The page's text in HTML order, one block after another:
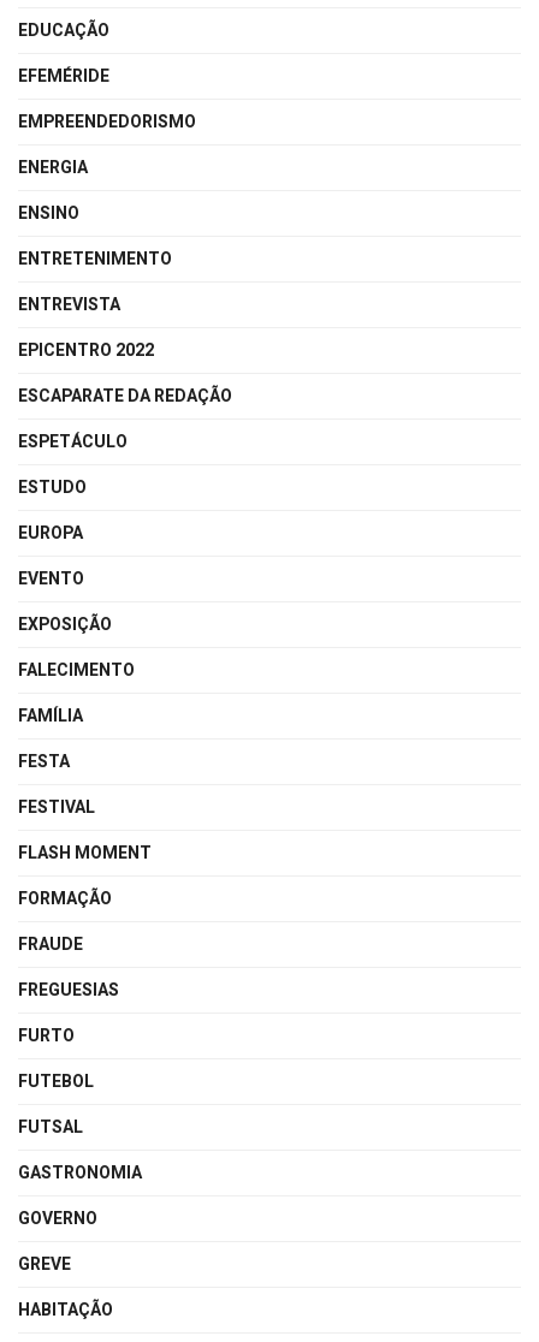
EDUCAÇÃO
EFEMÉRIDE
EMPREENDEDORISMO
ENERGIA
ENSINO
ENTRETENIMENTO
ENTREVISTA
EPICENTRO 2022
ESCAPARATE DA REDAÇÃO
ESPETÁCULO
ESTUDO
EUROPA
EVENTO
EXPOSIÇÃO
FALECIMENTO
FAMÍLIA
FESTA
FESTIVAL
FLASH MOMENT
FORMAÇÃO
FRAUDE
FREGUESIAS
FURTO
FUTEBOL
FUTSAL
GASTRONOMIA
GOVERNO
GREVE
HABITAÇÃO